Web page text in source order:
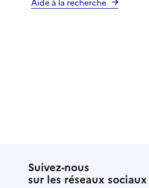
Suivez-nous
sur les réseaux sociaux